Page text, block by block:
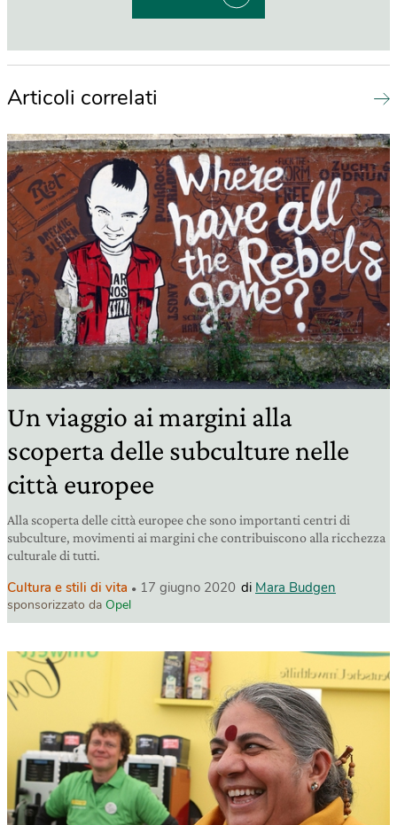
Articoli correlati
Un viaggio ai margini alla
scoperta delle subculture nelle
città europee
Alla scoperta delle città europee che sono importanti centri di
subculture, movimenti ai margini che contribuiscono alla ricchezza
culturale di tutti.
Cultura e stili di vita 17 giugno 2020 di Mara Budgen
sponsorizzato da Opel